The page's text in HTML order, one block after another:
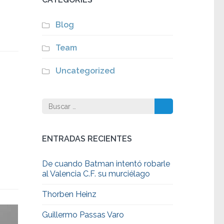
Blog
Team
Uncategorized
Buscar:
ENTRADAS RECIENTES
De cuando Batman intentó robarle
al Valencia C.F. su murciélago
Thorben Heinz
Guillermo Passas Varo